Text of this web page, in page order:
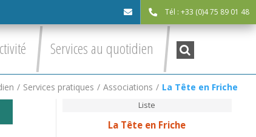
Tél : +33 (0)4 75 89 01 48
Services au quotidien Recherche
:
/ Services pratiques / Associations / La Tête en Friche
Liste
La Tête en Friche